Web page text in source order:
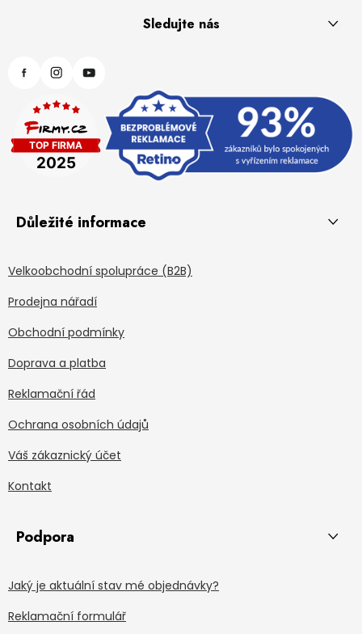
Sledujte nás
Důležité informace
Velkoobchodní spolupráce (B2B)
Prodejna nářadí
Obchodní podmínky
Doprava a platba
Reklamační řád
Ochrana osobních údajů
Váš zákaznický účet
Kontakt
Podpora
Jaký je aktuální stav mé objednávky?
Reklamační formulář